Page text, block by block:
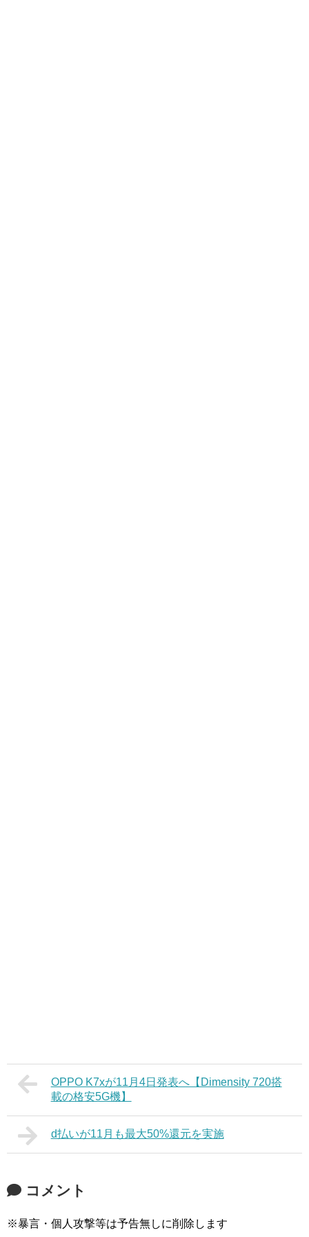
OPPO K7xが11月4日発表へ【Dimensity 720搭
載の格安5G機】
d払いが11月も最大50%還元を実施
コメント
※暴言・個人攻撃等は予告無しに削除します